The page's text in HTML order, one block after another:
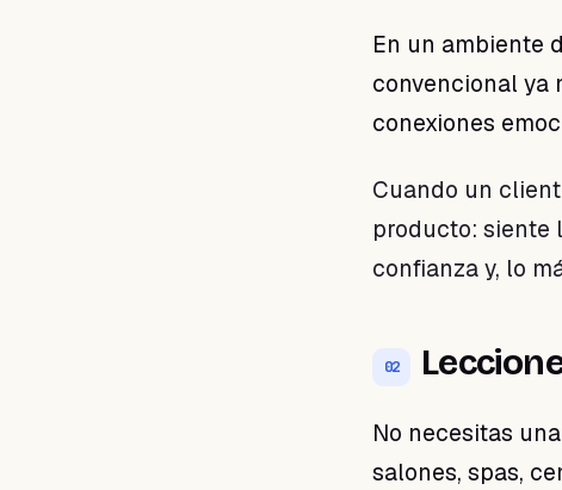
En un ambiente
convencional ya
conexiones
Cuando un
producto: siente
confianza y, lo
02
No necesitas
salones, spas,